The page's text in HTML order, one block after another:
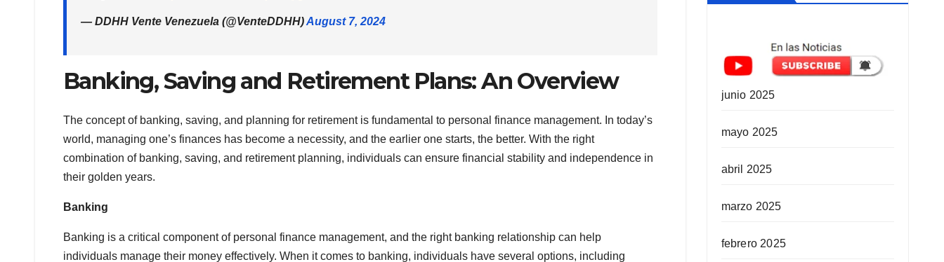
— DDHH Vente Venezuela (@VenteDDHH)August 7, 2024
Banking, Saving and Retirement Plans: An Overview
The concept of banking, saving, and planning for retirement is fundamental to personal finance management. In today’s
world, managing one’s finances has become a necessity, and the earlier one starts, the better. With the right
combination of banking, saving, and retirement planning, individuals can ensure financial stability and independence in
their golden years.
Banking
Banking is a critical component of personal finance management, and the right banking relationship can help
individuals manage their money effectively. When it comes to banking, individuals have several options, including
junio 2025
mayo 2025
abril 2025
marzo 2025
febrero 2025